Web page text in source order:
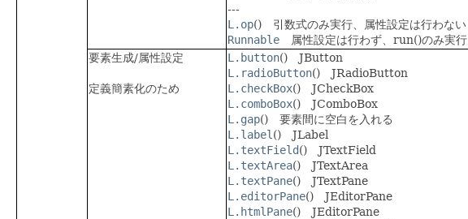
---
L.op() 引数式のみ実行、属性設定は行わない
Runnable 属性設定は行わず、run()のみ実行
要素生成/属性設定
定義簡素化のため
L.button() JButton
L.radioButton() JRadioButton
L.checkBox() JCheckBox
L.comboBox() JComboBox
L.gap() 要素間に空白を入れる
L.label () JLabel
L.textField() JTextField
L.textArea() JTextArea
L.textPane() JTextPane
L.editorPane() JEditorPane
L.htmlPane() JEditorPane